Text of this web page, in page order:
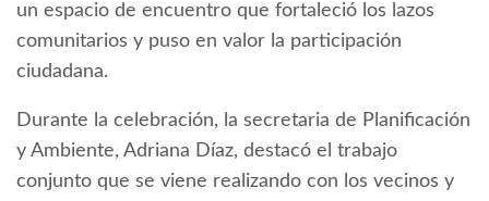
un espacio de encuentro que fortaleció los lazos
comunitarios y puso en valor la participación
ciudadana.
Durante la celebración, la secretaria de Planificación
y Ambiente, Adriana Díaz, destacó el trabajo
conjunto que se viene realizando con los vecinos y